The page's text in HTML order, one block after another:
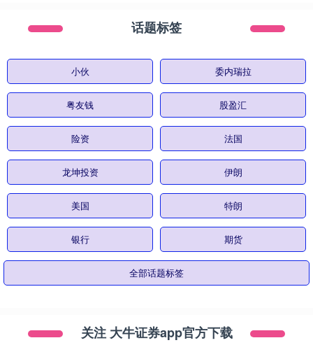
话题标签
小伙 委内瑞拉
粤友钱 股盈汇
险资 法国
龙坤投资 伊朗
美国 特朗
银行 期货
全部话题标签
关注 大牛证券app官方下载